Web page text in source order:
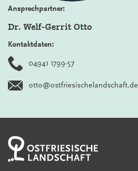
Ansprechpartner:
Dr. Welf-Gerrit Otto
Kontaktdaten:
04941 1799-57
otto@ostfriesischelandschaft.de